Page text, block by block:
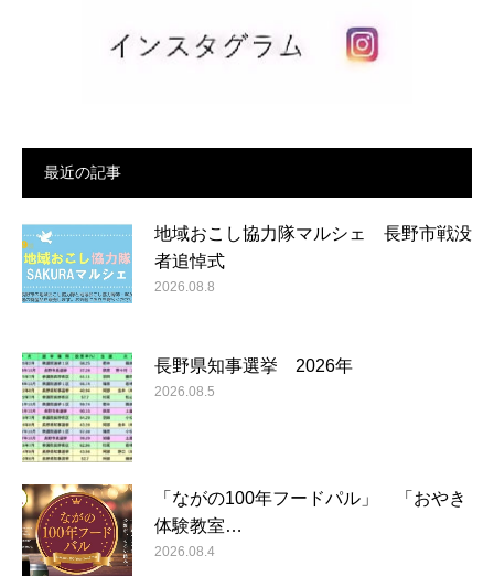
最近の記事
地域おこし協力隊マルシェ 長野市戦没
者追悼式
2026.08.8
長野県知事選挙 2026年
2026.08.5
「ながの100年フードパル」 「おやき
体験教室…
2026.08.4